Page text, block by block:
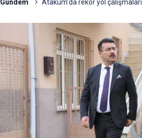
Gündem Atakum’da rekor yol çalışmaları